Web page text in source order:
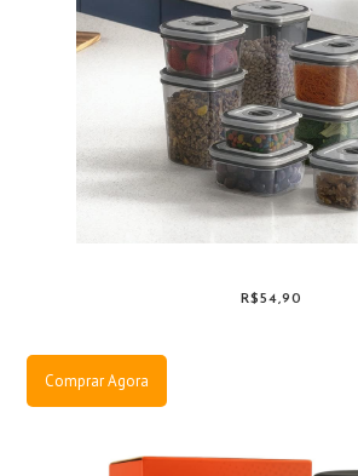
R$54,90
Comprar Agora